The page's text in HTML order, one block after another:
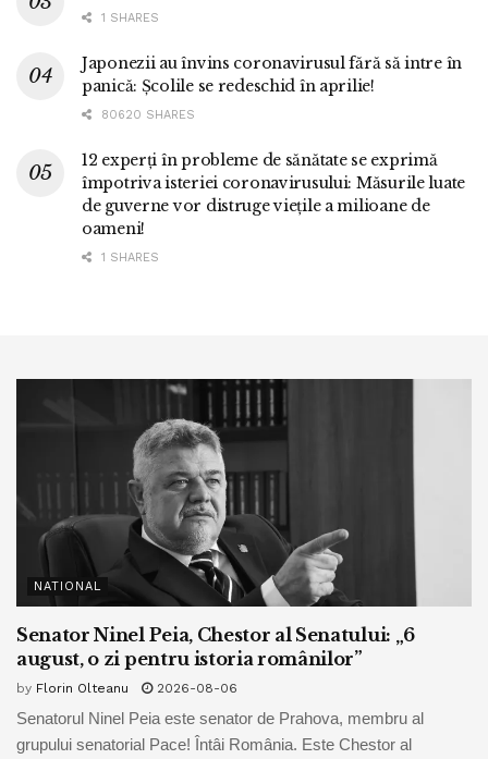
1 SHARES
Japonezii au învins coronavirusul fără să intre în
panică: Școlile se redeschid în aprilie!
80620 SHARES
12 experți în probleme de sănătate se exprimă
împotriva isteriei coronavirusului: Măsurile luate
de guverne vor distruge viețile a milioane de
oameni!
1 SHARES
NATIONAL
Senator Ninel Peia, Chestor al Senatului: „6
august, o zi pentru istoria românilor”
by Florin Olteanu 2026-08-06
Senatorul Ninel Peia este senator de Prahova, membru al
grupului senatorial Pace! Întâi România. Este Chestor al